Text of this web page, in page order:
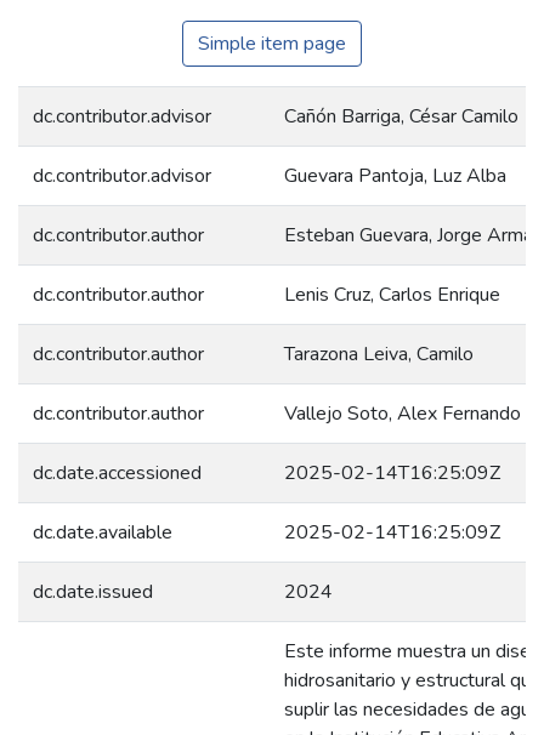
Simple item page
dc.contributor.advisor Cañón Barriga, César Camilo
dc.contributor.advisor Guevara Pantoja, Luz Alba
dc.contributor.author Esteban Guevara, Jorge
dc.contributor.author Lenis Cruz, Carlos Enrique
dc.contributor.author Tarazona Leiva, Camilo
dc.contributor.author Vallejo Soto, Alex Fernando
dc.date.accessioned 2025-02-14T16:25:09Z
dc.date.available 2025-02-14T16:25:09Z
dc.date.issued 2024
Este informe muestra un
hidrosanitario y estructural
suplir las necesidades de